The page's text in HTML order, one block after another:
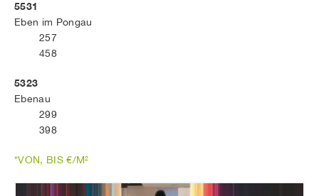
5531
Eben im Pongau
257
458
5323
Ebenau
299
398
*VON, BIS €/M²